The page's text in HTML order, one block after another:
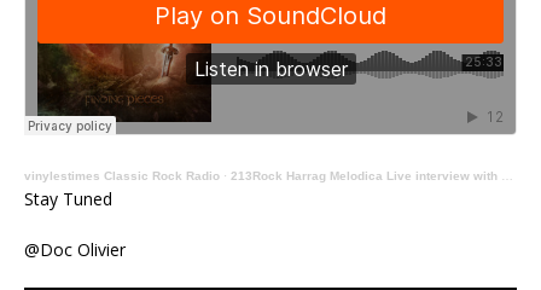
vinylestimes Classic Rock Radio · 213Rock Harrag Melodica Live interview with Christian Eriksson of Final Strike 22 11 2023 on Vinylestimes Classic Rock Radio
Stay Tuned
@Doc Olivier